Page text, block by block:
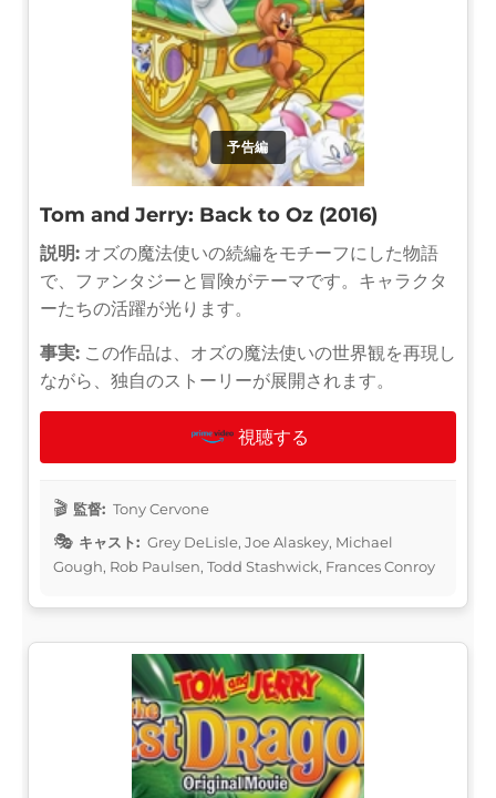
予告編
Tom and Jerry: Back to Oz (2016)
説明: オズの魔法使いの続編をモチーフにした物語
で、ファンタジーと冒険がテーマです。キャラクタ
ーたちの活躍が光ります。
事実: この作品は、オズの魔法使いの世界観を再現し
ながら、独自のストーリーが展開されます。
視聴する
監督: Tony Cervone
キャスト: Grey DeLisle, Joe Alaskey, Michael
Gough, Rob Paulsen, Todd Stashwick, Frances Conroy